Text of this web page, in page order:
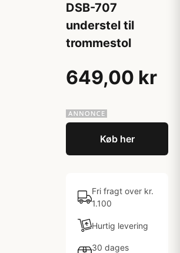
DSB-707
understel til
trommestol
649,00 kr
Køb her
Fri fragt over kr.
1.100
Hurtig levering
30 dages